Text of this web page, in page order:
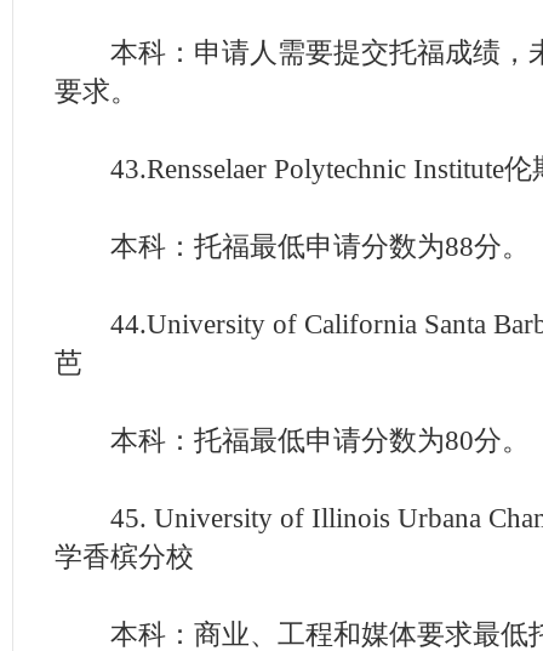
本科：申请人需要提交托福成绩，
要求。
43.Rensselaer Polytechnic Institute伦
本科：托福最低申请分数为88分。
44.University of California Santa
芭
本科：托福最低申请分数为80分。
45. University of Illinois Urbana
学香槟分校
本科：商业、工程和媒体要求最低